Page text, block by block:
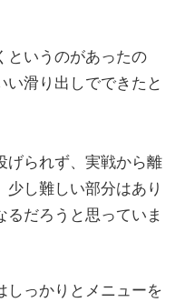
というのがあったの
い滑り出しでできたと
げられず、実戦から離
し難しい部分はあり
るだろうと思っていま
っかりとメニューを